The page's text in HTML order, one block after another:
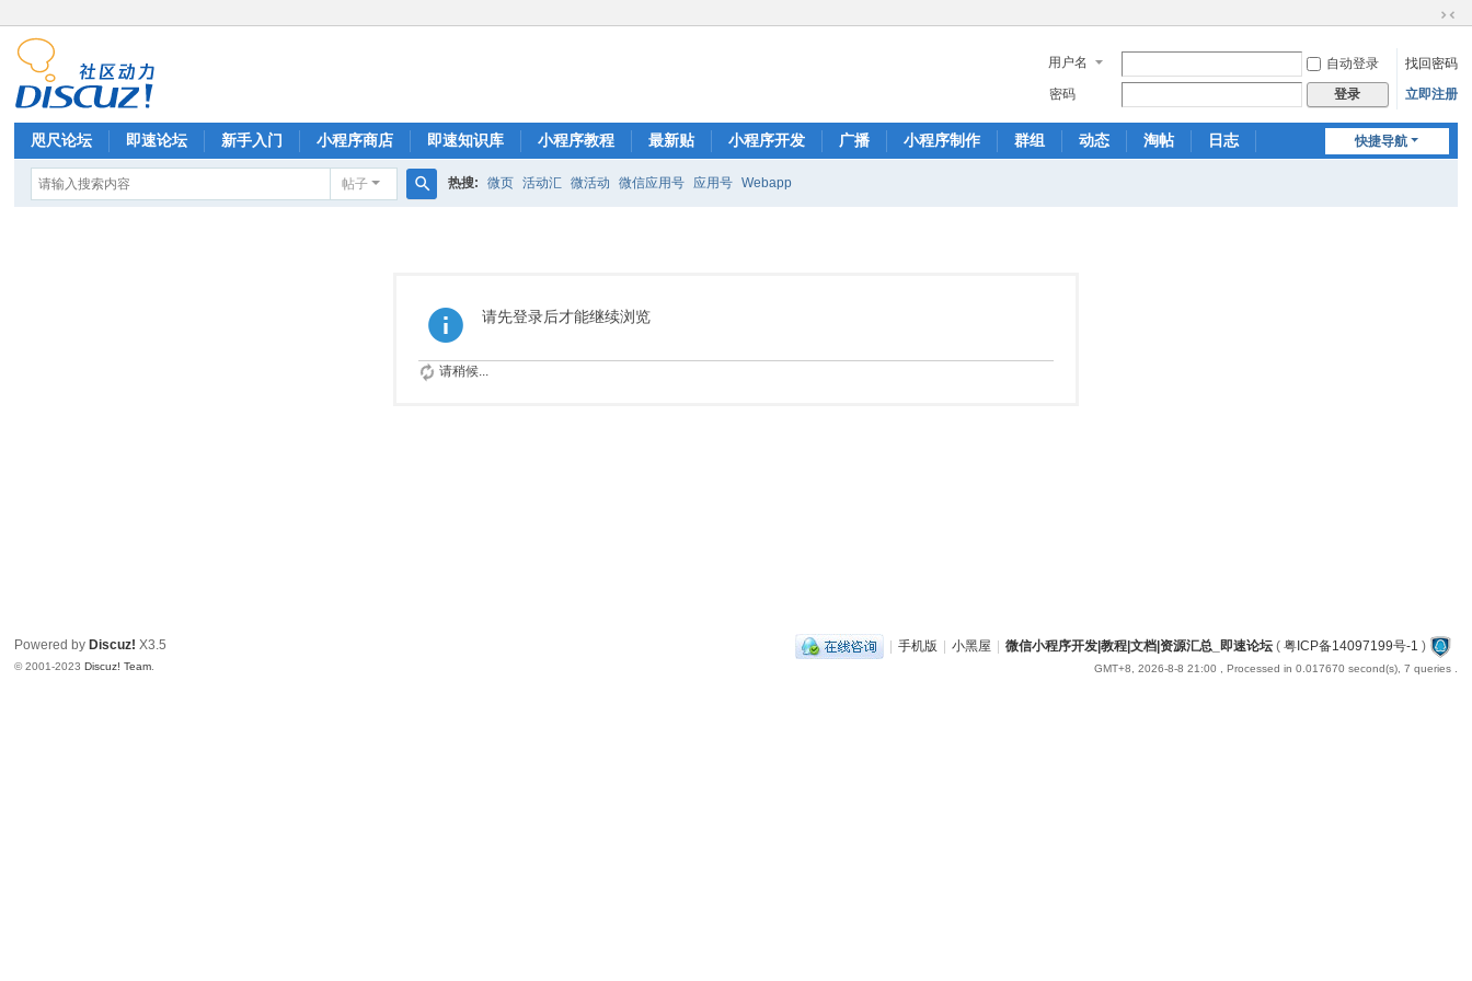
换
到
窄
用户名 自动登录
找回密码
密码
登录 立即注册
快捷导航
咫尺论坛 即速论坛 新手入门 小程序商店 即速知识库 小程序教程 最新贴 小程序开发 广播 小程序制作 群组 动态 淘帖
日志
帖子 热搜: 微页 活动汇 微活动 微信应用号 应用号 Webapp
请先登录后才能继续浏览
请稍候...
| 手机版 | 小黑屋 | 微信小程序开发|教程|文档|资源汇总_即速论坛( 粤ICP备14097199号-1 )
GMT+8, 2026-8-8 21:00 , Processed in 0.017670 second(s), 7 queries .
Powered by Discuz! X3.5
© 2001-2023Discuz! Team